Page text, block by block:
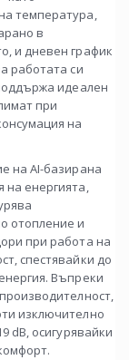
температура,
в
и дневен график
работата си
идеален
при
на
на AI-базирана
на енергията,
отопление и
при работа на
спестявайки до
Въпреки
изключително
dB, осигурявайки